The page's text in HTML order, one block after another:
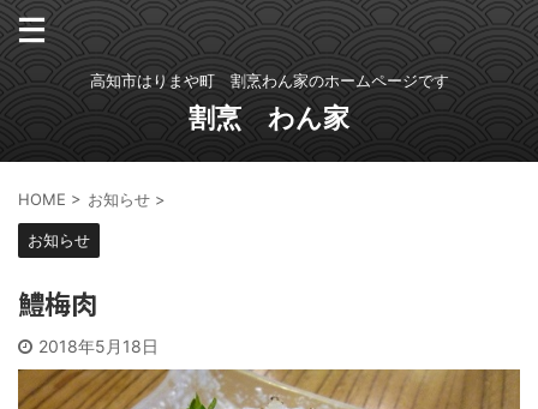
高知市はりまや町 割烹わん家のホームページです
割烹 わん家
HOME > お知らせ >
お知らせ
鱧梅肉
2018年5月18日